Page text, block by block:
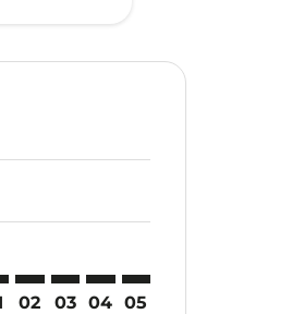
惠
找优惠
寻找优惠寻找优惠
disclaimer. 寻找优惠
offers-disclaimer. 寻找优惠
view-offers-disclaimer. 寻找优惠
cmp-view-offers-disclaimer. 寻找优惠
cmp-view-offers-disclaimer. 寻找
02 03 04 05